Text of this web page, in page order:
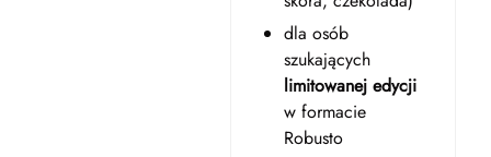
dla osób
szukających
limitowanej edycji
w formacie
Robusto